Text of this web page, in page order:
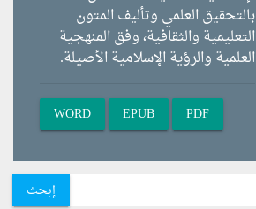
بالتحقيق العلمي وتأليف المتون
التعليمية والثقافية، وفق المنهجية
العلمية والرؤية الإسلامية الأصيلة.
PDF
EPUB
WORD
إبحث